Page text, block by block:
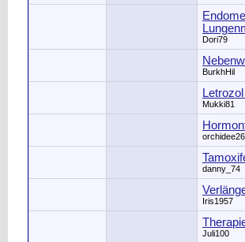
Dori79
BurkhHil
Mukki81
orchidee26
danny_74
Iris1957
Juli100